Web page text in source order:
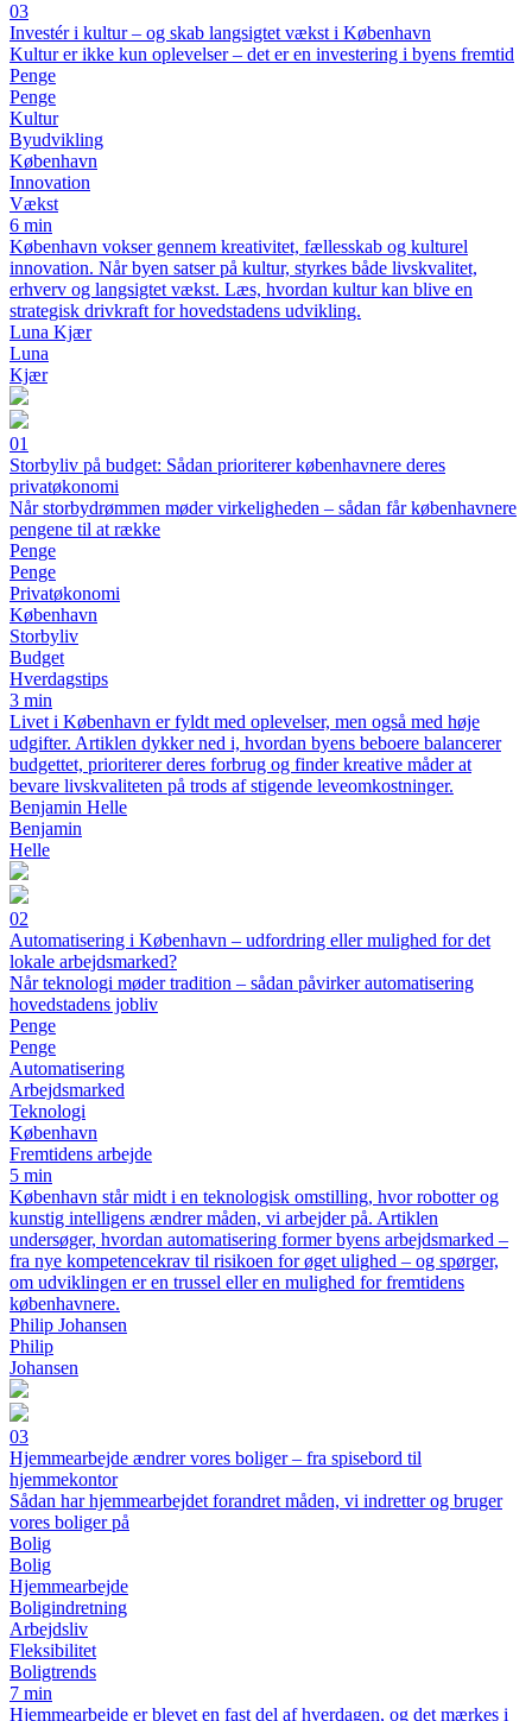
03
Investér i kultur – og skab langsigtet vækst i København
Kultur er ikke kun oplevelser – det er en investering i byens fremtid
Penge
Penge
Kultur
Byudvikling
København
Innovation
Vækst
6 min
København vokser gennem kreativitet, fællesskab og kulturel
innovation. Når byen satser på kultur, styrkes både livskvalitet,
erhverv og langsigtet vækst. Læs, hvordan kultur kan blive en
strategisk drivkraft for hovedstadens udvikling.
Luna Kjær
Luna
Kjær
01
Storbyliv på budget: Sådan prioriterer københavnere deres
privatøkonomi
Når storbydrømmen møder virkeligheden – sådan får københavnere
pengene til at række
Penge
Penge
Privatøkonomi
København
Storbyliv
Budget
Hverdagstips
3 min
Livet i København er fyldt med oplevelser, men også med høje
udgifter. Artiklen dykker ned i, hvordan byens beboere balancerer
budgettet, prioriterer deres forbrug og finder kreative måder at
bevare livskvaliteten på trods af stigende leveomkostninger.
Benjamin Helle
Benjamin
Helle
02
Automatisering i København – udfordring eller mulighed for det
lokale arbejdsmarked?
Når teknologi møder tradition – sådan påvirker automatisering
hovedstadens jobliv
Penge
Penge
Automatisering
Arbejdsmarked
Teknologi
København
Fremtidens arbejde
5 min
København står midt i en teknologisk omstilling, hvor robotter og
kunstig intelligens ændrer måden, vi arbejder på. Artiklen
undersøger, hvordan automatisering former byens arbejdsmarked –
fra nye kompetencekrav til risikoen for øget ulighed – og spørger,
om udviklingen er en trussel eller en mulighed for fremtidens
københavnere.
Philip Johansen
Philip
Johansen
03
Hjemmearbejde ændrer vores boliger – fra spisebord til
hjemmekontor
Sådan har hjemmearbejdet forandret måden, vi indretter og bruger
vores boliger på
Bolig
Bolig
Hjemmearbejde
Boligindretning
Arbejdsliv
Fleksibilitet
Boligtrends
7 min
Hjemmearbejde er blevet en fast del af hverdagen, og det mærkes i